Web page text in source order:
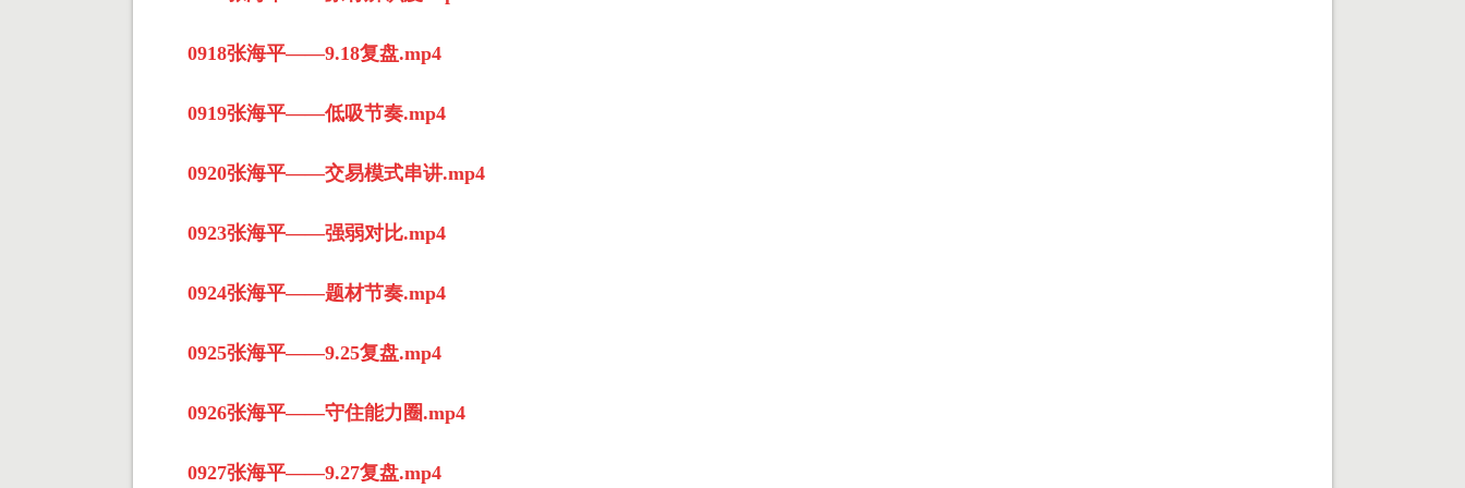
0918张海平——9.18复盘.mp4
0919张海平——低吸节奏.mp4
0920张海平——交易模式串讲.mp4
0923张海平——强弱对比.mp4
0924张海平——题材节奏.mp4
0925张海平——9.25复盘.mp4
0926张海平——守住能力圈.mp4
0927张海平——9.27复盘.mp4